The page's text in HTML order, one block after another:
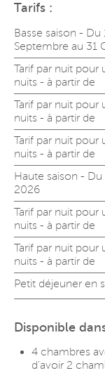
Tarifs :
Basse saison - Du
Septembre au 31
Tarif par nuit pour
nuits - à partir de
Tarif par nuit pour
nuits - à partir de
Tarif par nuit pour
nuits - à partir de
Haute saison -
2026
Tarif par nuit pour
nuits - à partir de
Tarif par nuit pour
nuits - à partir de
Petit déjeuner en
Disponible
4 chambres
d’avoir 2